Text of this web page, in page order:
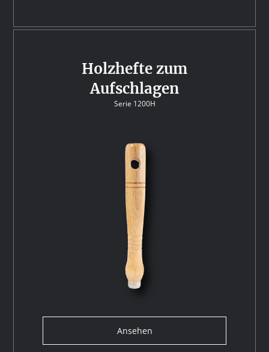
Holzhefte zum
Aufschlagen
Serie 1200H
Ansehen